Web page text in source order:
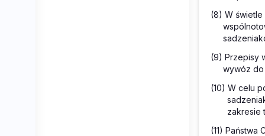
(8) W świetle
(9) Przepisy
wywóz
(10) W celu
zakresie
(11)